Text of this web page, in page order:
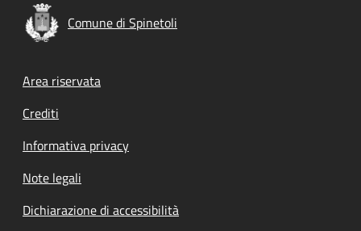
Comune di Spinetoli
Footer menu
Area riservata
Crediti
Informativa privacy
Note legali
Dichiarazione di accessibilità